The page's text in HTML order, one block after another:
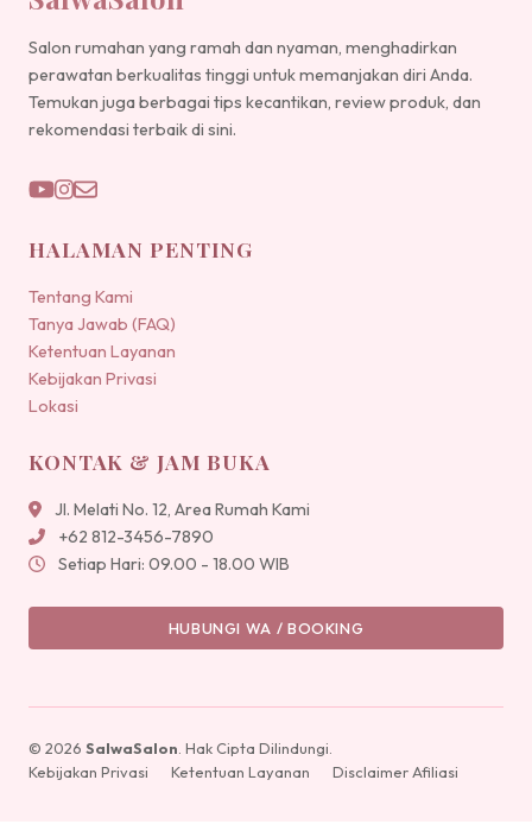
Salon rumahan yang ramah dan nyaman, menghadirkan
perawatan berkualitas tinggi untuk memanjakan diri Anda.
Temukan juga berbagai tips kecantikan, review produk, dan
rekomendasi terbaik di sini.
HALAMAN PENTING
Tentang Kami
Tanya Jawab (FAQ)
Ketentuan Layanan
Kebijakan Privasi
Lokasi
KONTAK & JAM BUKA
Jl. Melati No. 12, Area Rumah Kami
+62 812-3456-7890
Setiap Hari: 09.00 - 18.00 WIB
HUBUNGI WA / BOOKING
© 2026 SalwaSalon. Hak Cipta Dilindungi.
Kebijakan Privasi
Ketentuan Layanan Disclaimer Afiliasi